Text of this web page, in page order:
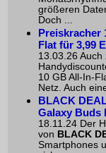
größeren
Doch ...
Preiskracher
Flat für 3,99
13.03.26
10 GB All-In-
Netz. Auch
BLACK
Galaxy Buds
18.11.24 Der
von BLACK
Smartphones